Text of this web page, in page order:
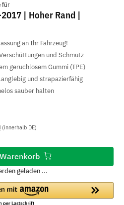
für
| Hoher Rand |
an Ihr Fahrzeug!
und Schmutz
geruchlosem Gummi (TPE)
und strapazierfähig
sauber halten
(innerhalb DE)
geladen ...